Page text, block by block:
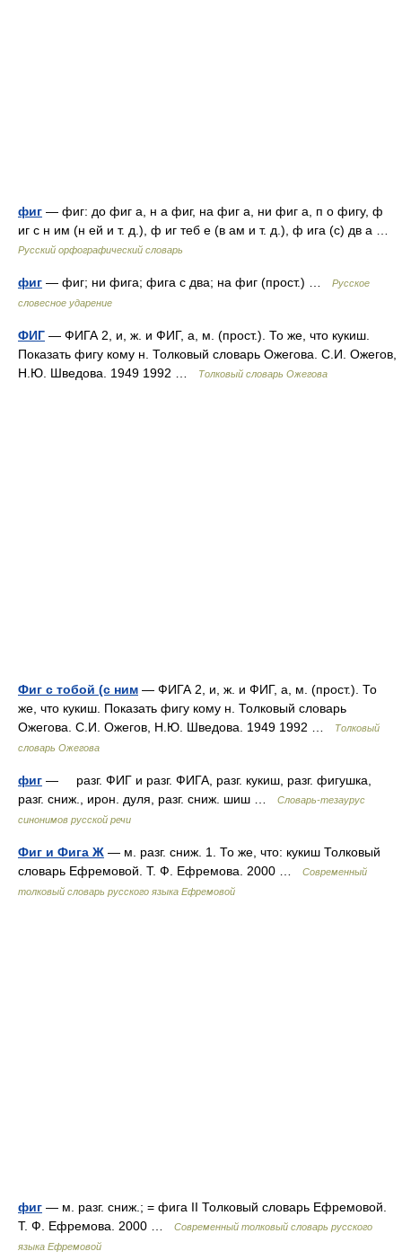
фиг — фиг: до фиг а, н а фиг, на фиг а, ни фиг а, п о фигу, ф
иг с н им (н ей и т. д.), ф иг теб е (в ам и т. д.), ф ига (с) дв а …
Русский орфографический словарь
фиг — фиг; ни фига; фига с два; на фиг (прост.) …
Русское
словесное ударение
ФИГ — ФИГА 2, и, ж. и ФИГ, а, м. (прост.). То же, что кукиш.
Показать фигу кому н. Толковый словарь Ожегова. С.И. Ожегов,
Н.Ю. Шведова. 1949 1992 …
Толковый словарь Ожегова
Фиг с тобой (с ним — ФИГА 2, и, ж. и ФИГ, а, м. (прост.). То
же, что кукиш. Показать фигу кому н. Толковый словарь
Ожегова. С.И. Ожегов, Н.Ю. Шведова. 1949 1992 …
Толковый
словарь Ожегова
фиг — разг. ФИГ и разг. ФИГА, разг. кукиш, разг. фигушка,
разг. сниж., ирон. дуля, разг. сниж. шиш …
Словарь-тезаурус
синонимов русской речи
Фиг и Фига Ж — м. разг. сниж. 1. То же, что: кукиш Толковый
словарь Ефремовой. Т. Ф. Ефремова. 2000 …
Современный
толковый словарь русского языка Ефремовой
фиг — м. разг. сниж.; = фига II Толковый словарь Ефремовой.
Т. Ф. Ефремова. 2000 …
Современный толковый словарь русского
языка Ефремовой